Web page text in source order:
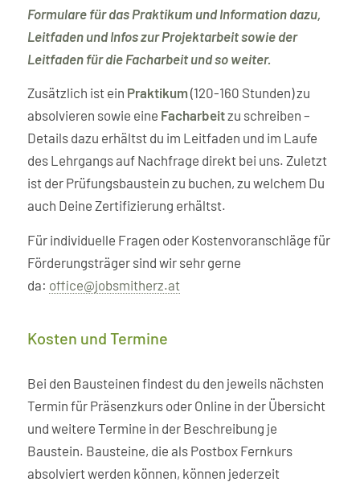
Formulare für das Praktikum und Information dazu,
Leitfaden und Infos zur Projektarbeit sowie der
Leitfaden für die Facharbeit und so weiter.
Zusätzlich ist ein Praktikum (120-160 Stunden) zu
absolvieren sowie eine Facharbeitzu schreiben –
Details dazu erhältst du im Leitfaden und im Laufe
des Lehrgangs auf Nachfrage direkt bei uns. Zuletzt
ist der Prüfungsbaustein zu buchen, zu welchem Du
auch Deine Zertifizierung erhältst.
Für individuelle Fragen oder Kostenvoranschläge für
Förderungsträger sind wir sehr gerne
da: office@jobsmitherz.at
Kosten und Termine
Bei den Bausteinen findest du den jeweils nächsten
Termin für Präsenzkurs oder Online in der Übersicht
und weitere Termine in der Beschreibung je
Baustein. Bausteine, die als Postbox Fernkurs
absolviert werden können, können jederzeit